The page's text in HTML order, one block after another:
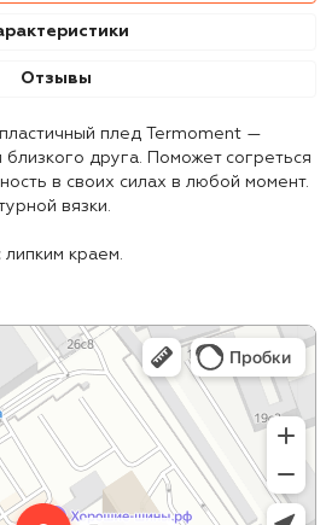
Отзывы
плед Termoment —
друга. Поможет согреться
в своих силах в любой момент.
вязки.
краем.